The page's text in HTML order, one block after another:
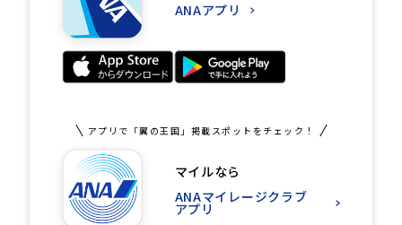
ANAアプリ
アプリで「翼の王国」掲載スポットをチェック！
マイルなら
ANAマイレージクラブ
アプリ